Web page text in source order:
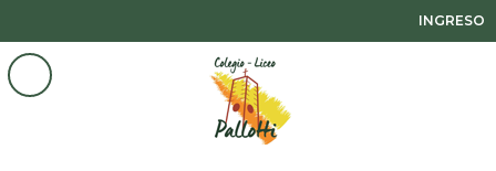
INGRESO